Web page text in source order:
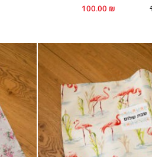
100.00 ₪